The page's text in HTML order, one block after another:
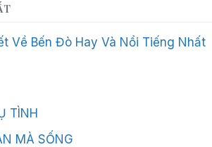
Về Bến Đò Hay Và Nổi Tiếng Nhất
TÌNH
MÀ SỐNG